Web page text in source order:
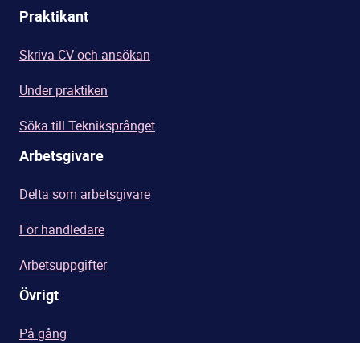
Praktikant
Skriva CV och ansökan
Under praktiken
Söka till Tekniksprånget
Arbetsgivare
Delta som arbetsgivare
För handledare
Arbetsuppgifter
Övrigt
På gång